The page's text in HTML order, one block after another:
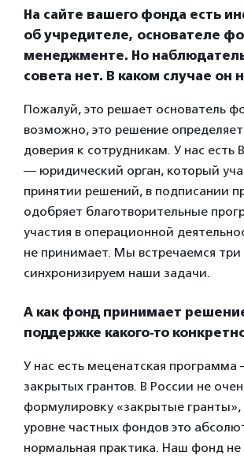
На сайте вашего фонда есть
об учредителе, основателе
менеджменте. Но
совета нет. В каком случае он
Пожалуй, это решает основатель
возможно, это решение
доверия к сотрудникам. У нас есть
— юридический орган, который
принятии решений, в подписании
одобряет благотворительные
участия в операционной
не принимает. Мы встречаемся три
синхронизируем наши задачи.
А как фонд принимает
поддержке какого-то
У нас есть меценатская
закрытых грантов. В России не
формулировку «закрытые гранты»,
уровне частных фондов это
нормальная практика. Наш фонд